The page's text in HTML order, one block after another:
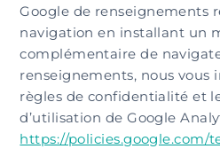
Google de renseignements
navigation en installant un
complémentaire de
renseignements, nous vous
règles de confidentialité et
d’utilisation de Google
https://policies.google.com/